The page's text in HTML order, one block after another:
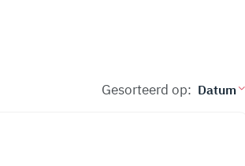
Gesorteerd op: